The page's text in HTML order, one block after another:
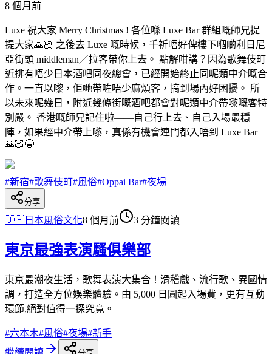
8 個月前
Luxe 祝大家 Merry Christmas ! 各位喺 Luxe Bar 群組嘅師兄提
提大家🙏🏻 之後去 Luxe 嘅時候，千祈唔好俾樓下嗰啲利日尼
亞街頭 middleman／拉客帶你上去。 點解咁講？因為歌舞伎町
近排有唔少日本酒吧同夜總會，已經開始終止同呢類中介嘅合
作。一直以嚟，佢哋帶咗唔少麻煩客，搞到場內好困擾。 所
以未來呢幾日，附近幾條街嘅酒吧都會對呢類中介帶嚟嘅客特
別嚴。 香港嘅師兄記住啦——自己行上去、自己入場最穩
陣，如果經中介帶上嚟，真係有機會連門都入唔到 Luxe Bar
🙏🏻😂
#新宿#歌舞伎町#風俗#Oppai Bar#夜場
分享
🇯🇵 日本風俗文化8 個月前 3 分鐘閱讀
東京最強表演騷俱樂部
東京最潮夜生活，歌舞表演大集合！滑稽戲、流行歌、異國情
調，打造全方位娛樂體驗。由 5,000 日圓起入場費，更有互動
環節,絕對值得一探究竟。
#六本木#風俗#夜場#新手